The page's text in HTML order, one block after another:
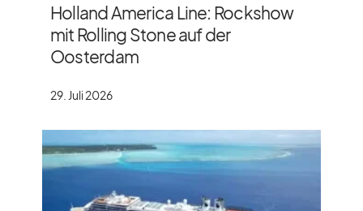
Holland America Line: Rockshow
mit Rolling Stone auf der
Oosterdam
29. Juli 2026